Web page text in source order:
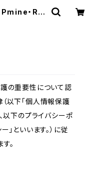
Pmine・Rat
の重要性について認
以下「個人情報保護
以下のプライバシーポ
」といいます。）に従
。